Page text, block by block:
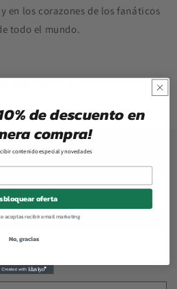
los corazones de los fanáticos
todo el mundo.
al blog
de descuento en
compra!
contenido especial y novedades
oferta
aceptas recibir email marketing
No, gracias